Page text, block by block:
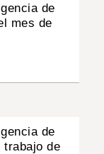
de
mes de
de
trabajo de